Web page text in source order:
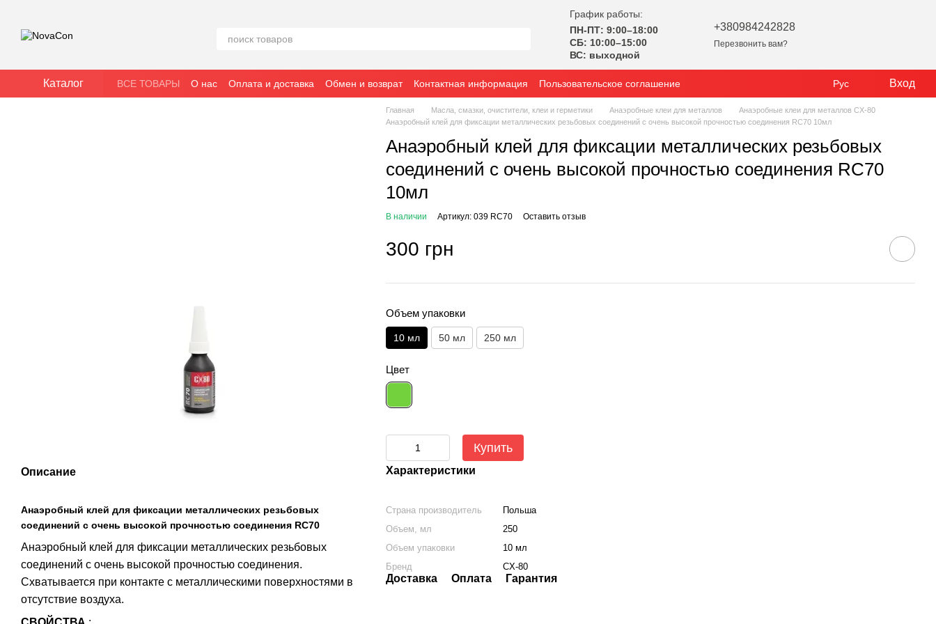
График работы:
ПН-ПТ: 9:00–18:00
СБ: 10:00–15:00
ВС: выходной
+380984242828
Перезвонить вам?
Каталог ВСЕ ТОВАРЫ О нас Оплата и доставка Обмен и возврат Контактная информация
Пользовательское соглашение
Политика конфиденциальности
Блог
Рус Вход
Описание
Анаэробный клей для фиксации металлических резьбовых
соединений с очень высокой прочностью соединения RC70
Анаэробный клей для фиксации металлических резьбовых
соединений с очень высокой прочностью соединения.
Схватывается при контакте с металлическими поверхностями в
отсутствие воздуха.
Главная Масла, смазки, очистители, клеи и герметики Анаэробные клеи для металлов
Анаэробные клеи для металлов CX-80
Анаэробный клей для фиксации металлических резьбовых соединений с очень высокой прочностью соединения RC70 10мл
Анаэробный клей для фиксации металлических резьбовых
соединений с очень высокой прочностью соединения RC70
10мл
В наличии Артикул: 039 RC70 Оставить отзыв
300 грн
Объем упаковки
10 мл 50 мл 250 мл
Цвет
Купить
Характеристики
Страна производитель
Польша
Объем, мл
250
Объем упаковки
10 мл
Бренд
CX-80
Доставка Оплата Гарантия